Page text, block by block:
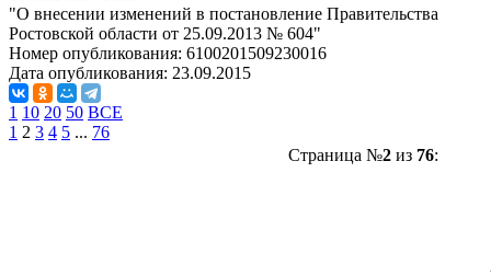
"О внесении изменений в постановление Правительства
Ростовской области от 25.09.2013 № 604"
Номер опубликования: 6100201509230016
Дата опубликования: 23.09.2015
1 10 20 50 ВСЕ
1 2 3 4 5 ... 76
Страница №2из 76: